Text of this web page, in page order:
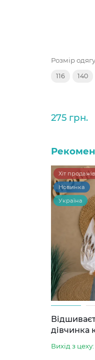
Розмір одягу
116 140
275 грн.
Хіт
Новинка
Україна
дівчинка
Вихід з